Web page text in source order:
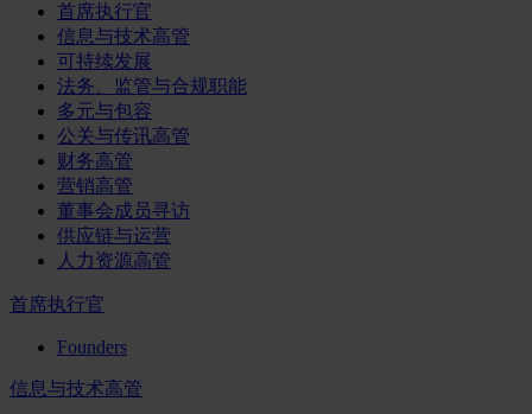
首席执行官
信息与技术高管
可持续发展
法务、监管与合规职能
多元与包容
公关与传讯高管
财务高管
营销高管
董事会成员寻访
供应链与运营
人力资源高管
首席执行官
Founders
信息与技术高管